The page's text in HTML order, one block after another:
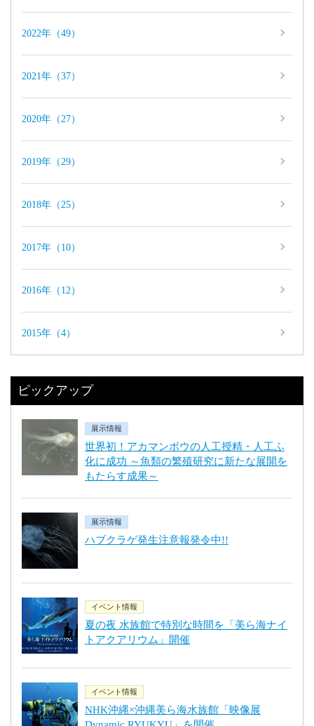
2022年（49）
2021年（37）
2020年（27）
2019年（29）
2018年（25）
2017年（10）
2016年（12）
2015年（4）
ピックアップ
展示情報
世界初！アカマンボウの人工授精・人工ふ
化に成功 ～魚類の繁殖研究に新たな展開を
もたらす成果～
展示情報
ハブクラゲ発生注意報発令中!!
イベント情報
夏の夜 水族館で特別な時間を「美ら海ナイ
トアクアリウム」開催
イベント情報
NHK沖縄×沖縄美ら海水族館「映像展